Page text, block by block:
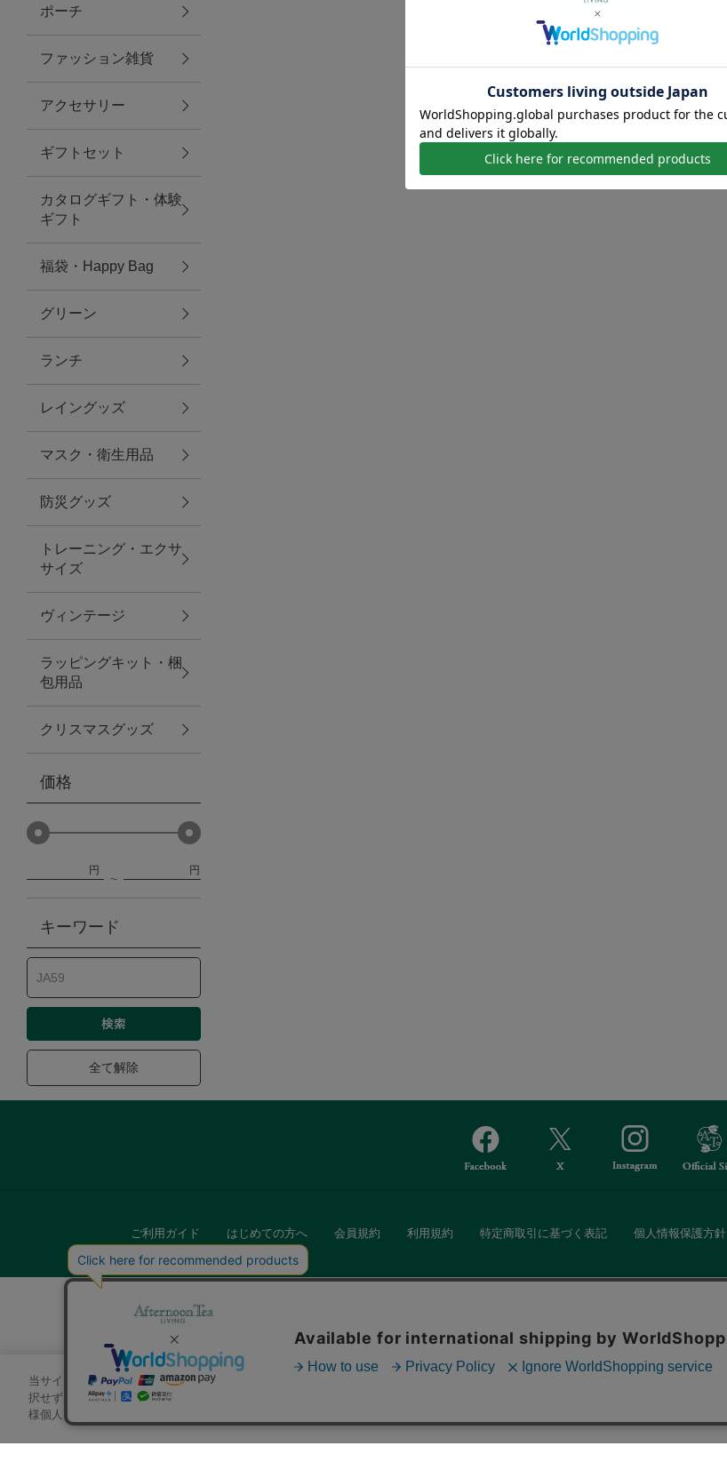
バス＆ビューティー
バス＆ビューティー
タオル
ウエア＆バッグ
ウエア
レイングッズ
アクセサリー
ファッション雑貨
ファッショングッズ
スマホケース・アクセサリー
ポーチ
ステーショナリー
その他
紅茶・フード
防災グッズ・非常食
トレーニング
ヴィンテージ
ポーチ
ファッション雑貨
アクセサリー
ギフトセット
カタログギフト・体験
ギフト
福袋・Happy Bag
グリーン
ランチ
レイングッズ
マスク・衛生用品
防災グッズ
トレーニング・エクサ
サイズ
ヴィンテージ
ラッピングキット・梱
包用品
クリスマスグッズ
価格
円 円
キーワード
全て解除
ご利用ガイド はじめての方へ 会員規約 利用規約 特定商取引に基づく表記 個人情報保護方針
当サイトでは、サイトの利便性向上のためにクッキーを使用いたします。ボタンから同意の可否を選択してください。選
択せずにページを移動した場合、クッキーの使用に同意したことになります。クッキーを通じて収集する情報には「お客
様個人を特定できる情報」は一切含まれておりません。詳細は